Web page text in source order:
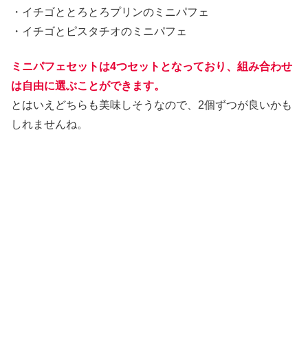
・イチゴととろとろプリンのミニパフェ
・イチゴとピスタチオのミニパフェ
ミニパフェセットは4つセットとなっており、組み合わせ
は自由に選ぶことができます。
とはいえどちらも美味しそうなので、2個ずつが良いかも
しれませんね。